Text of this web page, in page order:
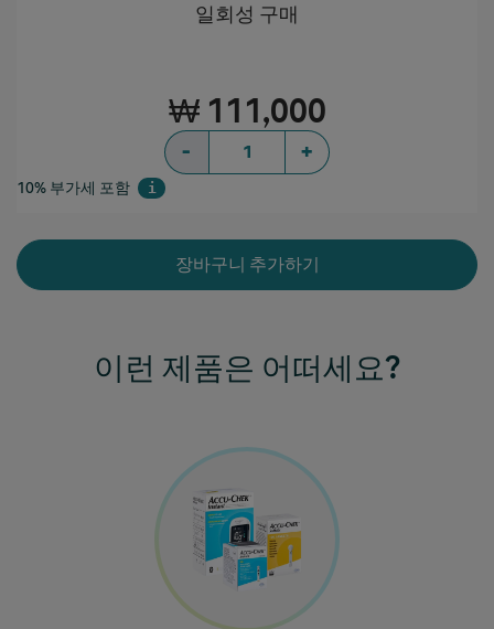
일회성 구매
₩ 111,000
- +
10% 부가세 포함 i
장바구니 추가하기
이런 제품은 어떠세요?